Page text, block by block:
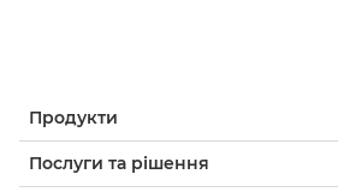
Продукти
Послуги та рішення